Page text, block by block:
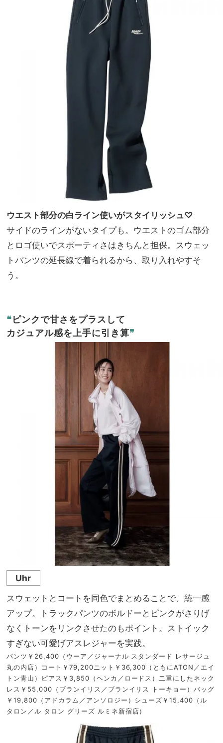
ウエスト部分の白ライン使いがスタイリッシュ♡
サイドのラインがないタイプも。ウエストのゴム部分
とロゴ使いでスポーティさはきちんと担保。スウェッ
トパンツの延長線で着られるから、取り入れやすそ
う。
❝ピンクで甘さをプラスして
カジュアル感を上手に引き算❞
Uhr
スウェットとコートを同色でまとめることで、統一感
アップ。トラックパンツのボルドーとピンクがさりげ
なくトーンをリンクさせたのもポイント。ストイック
すぎない可愛げアスレジャーを実践。
パンツ￥26,400（ウーア／ジャーナル スタンダード レサージュ
丸の内店）コート￥79,200ニット￥36,300（ともにATON／エイ
トン青山）ピアス￥3,850（ヘンカ／ロードス）二重にしたネック
レス￥55,000（ブランイリス／ブランイリス トーキョー）バッグ
￥19,800（アドカラム／アンソロジー）シューズ￥15,400（ル
タロン／ル タロン グリーズ ルミネ新宿店）